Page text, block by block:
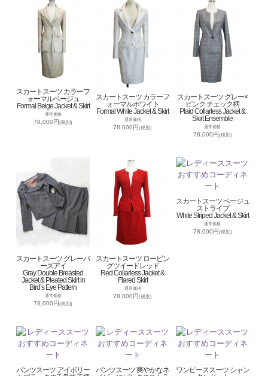
スカートスーツ カラーフ
ォーマルベージュ
Formal Beige Jacket & Skirt
通常価格
78,000円(税別)
スカートスーツ カラーフ
ォーマルホワイト
Formal White Jacket & Skirt
通常価格
78,000円(税別)
スカートスーツ グレー×
ピンク チェック柄
Plaid Collarless Jacket &
Skirt Ensemble
通常価格
78,000円(税別)
スカートスーツ グレーバ
ーズアイ
Gray Double Breasted
Jacket & Pleated Skirt in
Bird’s Eye Pattern
通常価格
78,000円(税別)
スカートスーツ ロービン
グツイードレッド
Red Collarless Jacket &
Flared Skirt
通常価格
78,000円(税別)
スカートスーツ ベージュ
ストライプ
White Striped Jacket & Skirt
通常価格
78,000円(税別)
パンツスーツ アイボリー
パンツスーツ 爽やかなネ
ワンピーススーツ シャン